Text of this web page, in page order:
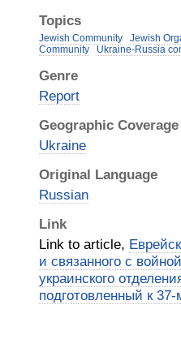
Topics
Jewish Community Jewish
Community
Ukraine-Russia
Genre
Report
Geographic Coverage
Ukraine
Original Language
Russian
Link
Link to article,
и связанного с
украинского
подготовленный к